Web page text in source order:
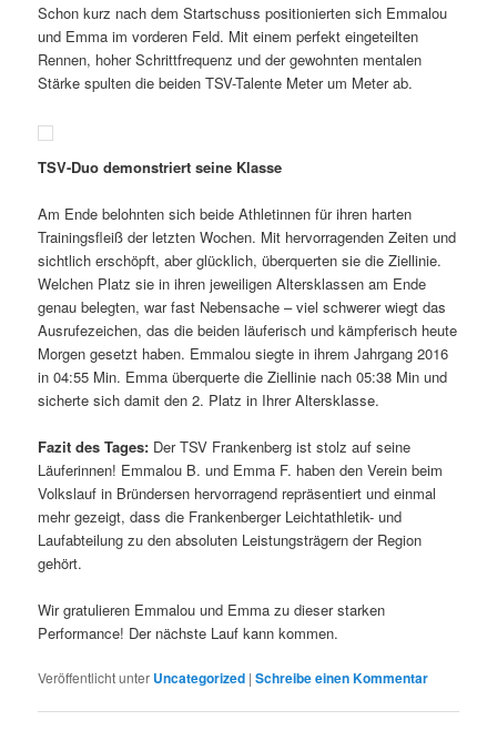
Schon kurz nach dem Startschuss positionierten sich Emmalou
und Emma im vorderen Feld. Mit einem perfekt eingeteilten
Rennen, hoher Schrittfrequenz und der gewohnten mentalen
Stärke spulten die beiden TSV-Talente Meter um Meter ab.
TSV-Duo demonstriert seine Klasse
Am Ende belohnten sich beide Athletinnen für ihren harten
Trainingsfleiß der letzten Wochen. Mit hervorragenden Zeiten und
sichtlich erschöpft, aber glücklich, überquerten sie die Ziellinie.
Welchen Platz sie in ihren jeweiligen Altersklassen am Ende
genau belegten, war fast Nebensache – viel schwerer wiegt das
Ausrufezeichen, das die beiden läuferisch und kämpferisch heute
Morgen gesetzt haben. Emmalou siegte in ihrem Jahrgang 2016
in 04:55 Min. Emma überquerte die Ziellinie nach 05:38 Min und
sicherte sich damit den 2. Platz in Ihrer Altersklasse.
Fazit des Tages: Der TSV Frankenberg ist stolz auf seine
Läuferinnen! Emmalou B. und Emma F. haben den Verein beim
Volkslauf in Bründersen hervorragend repräsentiert und einmal
mehr gezeigt, dass die Frankenberger Leichtathletik- und
Laufabteilung zu den absoluten Leistungsträgern der Region
gehört.
Wir gratulieren Emmalou und Emma zu dieser starken
Performance! Der nächste Lauf kann kommen.
Veröffentlicht unter Uncategorized |Schreibe einen Kommentar